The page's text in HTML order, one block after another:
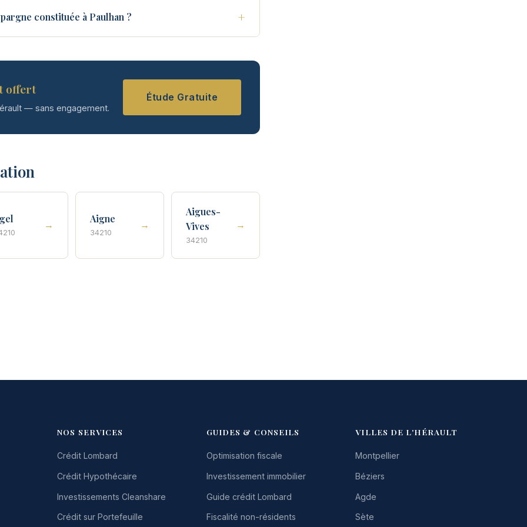
constituée à Paulhan ? +
offert
— sans engagement.
Étude Gratuite
→
Aigne
34210
→
Aigues-
Vives
34210
→
NOS SERVICES
Crédit Lombard
Crédit Hypothécaire
Investissements Cleanshare
Crédit sur Portefeuille
GUIDES & CONSEILS
Optimisation fiscale
Investissement immobilier
Guide crédit Lombard
Fiscalité non-résidents
VILLES DE L'HÉRAULT
Montpellier
Béziers
Agde
Sète